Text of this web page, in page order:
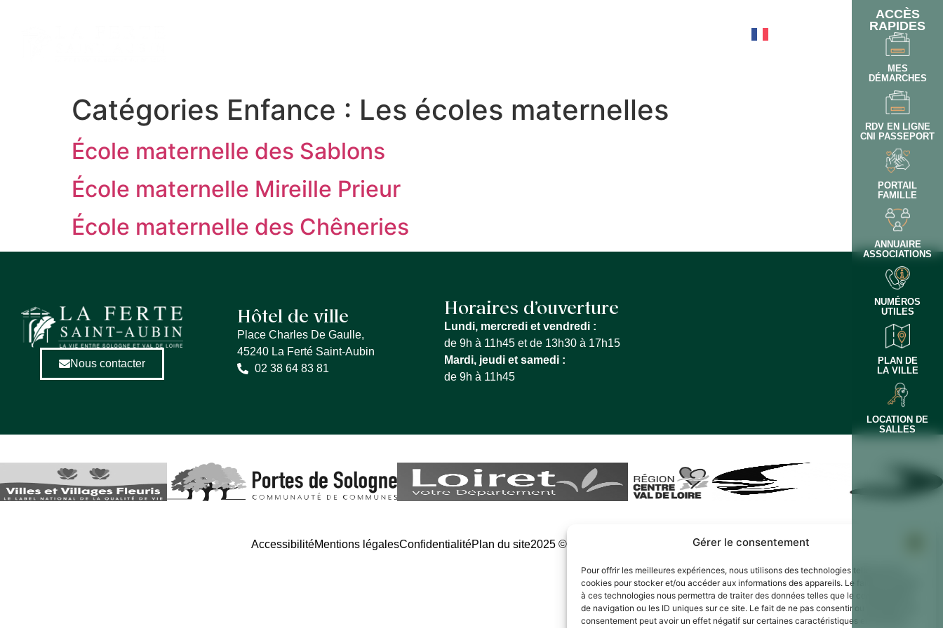
Gérer le consentement
Pour offrir les meilleures expériences, nous utilisons des technologies telles que les
cookies pour stocker et/ou accéder aux informations des appareils. Le fait de consentir
à ces technologies nous permettra de traiter des données telles que le comportement
de navigation ou les ID uniques sur ce site. Le fait de ne pas consentir ou de retirer son
consentement peut avoir un effet négatif sur certaines caractéristiques et fonctions.
ACCÈS
RAPIDES
MES
DÉMARCHES
RDV EN LIGNE
CNI PASSEPORT
PORTAIL
FAMILLE
ANNUAIRE
ASSOCIATIONS
NUMÉROS
UTILES
PLAN DE
LA VILLE
LOCATION DE
SALLES
Catégories Enfance : Les écoles maternelles
École maternelle des Sablons
École maternelle Mireille Prieur
École maternelle des Chêneries
Nous contacter
Hôtel de ville
Place Charles De Gaulle,
45240 La Ferté Saint-Aubin
02 38 64 83 81
Horaires d’ouverture
Lundi, mercredi et vendredi :
de 9h à 11h45 et de 13h30 à 17h15
Mardi, jeudi et samedi :
de 9h à 11h45
AccessibilitéMentions légalesConfidentialitéPlan du site2025 © - Propulsé par Utopia